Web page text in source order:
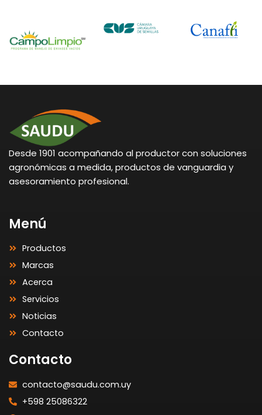
Desde 1901 acompañando al productor con soluciones
agronómicas a medida, productos de vanguardia y
asesoramiento profesional.
Menú
Productos
Marcas
Acerca
Servicios
Noticias
Contacto
Contacto
contacto@saudu.com.uy
+598 25086322